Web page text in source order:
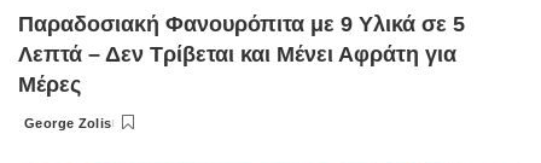
Παραδοσιακή Φανουρόπιτα με 9 Υλικά σε 5
Λεπτά – Δεν Τρίβεται και Μένει Αφράτη για
Μέρες
Posted
George Zolis